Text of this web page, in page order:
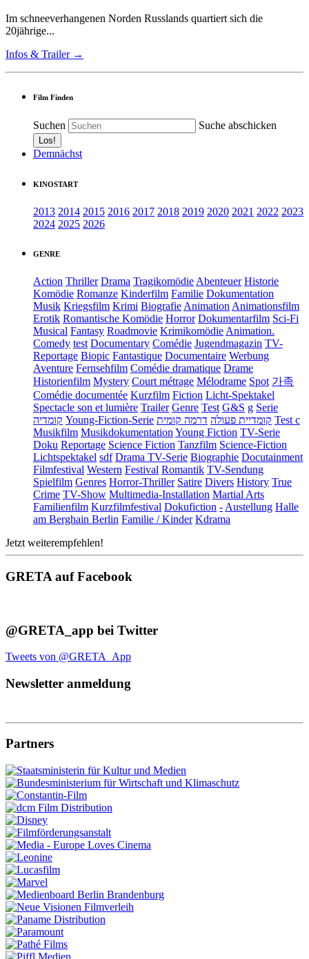
Im schneeverhangenen Norden Russlands quartiert sich die
20jährige...
Infos & Trailer →
Film Finden
Suchen Suche abschicken
Demnächst
KINOSTART
2013 2014 2015 2016 2017 2018 2019 2020 2021 2022 2023
2024 2025 2026
GENRE
Action Thriller Drama TragikomödieAbenteuer Historie
Komödie Romanze Kinderfilm Familie Dokumentation
Musik Kriegsfilm Krimi BiografieAnimationAnimationsfilm
Erotik Romantische Komödie Horror Dokumentarfilm Sci-Fi
Musical Fantasy Roadmovie KrimikomödieAnimation.
Comedy test Documentary Comédie Jugendmagazin TV-
Reportage Biopic Fantastique Documentaire Werbung
Aventure Fernsehfilm Comédie dramatique Drame
Historienfilm Mystery Court métrage Mélodrame Spot 가족
Comédie documentée Kurzfilm Fiction Licht-Spektakel
Spectacle son et lumière Trailer Genre Test G&S g Serie
קומדיה Young-Fiction-Serie קומדיית פעולה דרמה קומית
Test c
Musikfilm MusikdokumentationYoung Fiction TV-Serie
Doku Reportage Science Fiction Tanzfilm Science-Fiction
Lichtspektakel sdf Drama TV-Serie Biographie Docutainment
Filmfestival Western Festival Romantik TV-Sendung
Spielfilm Genres Horror-Thriller Satire Divers History True
Crime TV-Show Multimedia-Installation Martial Arts
Familienfilm Kurzfilmfestival Dokufiction -Austellung Halle
am Berghain Berlin Familie / Kinder Kdrama
Jetzt weiterempfehlen!
GRETA auf Facebook
@GRETA_app bei Twitter
Tweets von @GRETA_App
Newsletter anmeldung
Partners